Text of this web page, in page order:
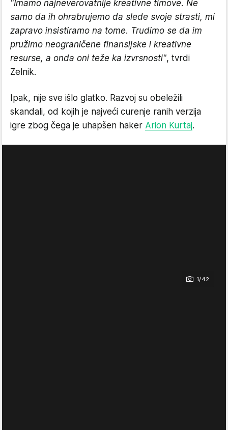
"Imamo najneverovatnije kreativne timove. Ne
samo da ih ohrabrujemo da slede svoje strasti, mi
zapravo insistiramo na tome. Trudimo se da im
pružimo neograničene finansijske i kreativne
resurse, a onda oni teže ka izvrsnosti", tvrdi
Zelnik.
Ipak, nije sve išlo glatko. Razvoj su obeležili
skandali, od kojih je najveći curenje ranih verzija
igre zbog čega je uhapšen haker Arion Kurtaj.
1/42